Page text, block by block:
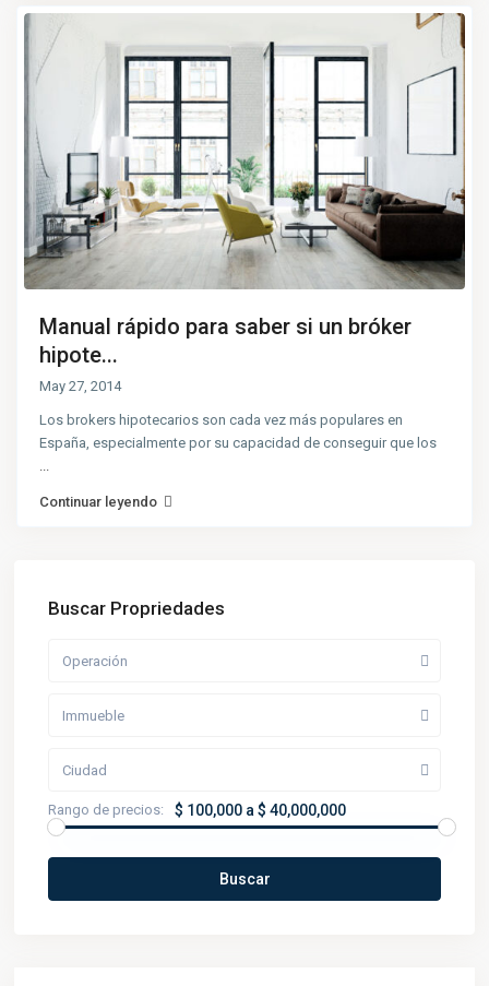
Manual rápido para saber si un bróker
hipote...
May 27, 2014
Los brokers hipotecarios son cada vez más populares en
España, especialmente por su capacidad de conseguir que los
Continuar leyendo
Buscar Propriedades
Operación
Immueble
Ciudad
Rango de precios: $ 100,000 a $ 40,000,000
Buscar